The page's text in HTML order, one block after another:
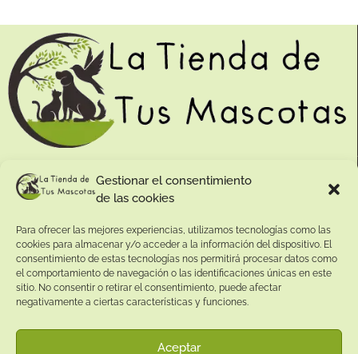
Gestionar el consentimiento
de las cookies
Para ofrecer las mejores experiencias, utilizamos tecnologías como las
cookies para almacenar y/o acceder a la información del dispositivo. El
consentimiento de estas tecnologías nos permitirá procesar datos como
el comportamiento de navegación o las identificaciones únicas en este
sitio. No consentir o retirar el consentimiento, puede afectar
negativamente a ciertas características y funciones.
Aceptar
Contacto:
Dirección:
Calle Pepe Jiménez 19, Rute, 14950 Códoba. España
Teléfono:
+34641081328
Email:
info@latiendadetusmascotas.com
Enlaces de interés: